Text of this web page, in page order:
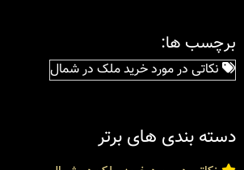
برچسب ها:
نکاتی در مورد خرید ملک در شمال
دسته بندی های برتر